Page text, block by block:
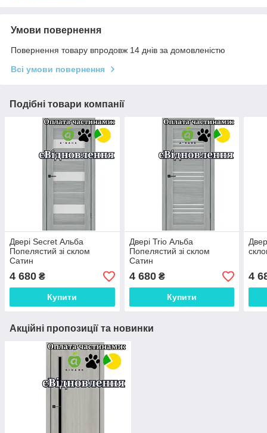
Умови повернення
Повернення товару впродовж 14 днів за домовленістю
Всі умови повернення
Подібні товари компанії
Двері Secret Альба
Попелястий зі склом
Сатин
4 680 ₴
Купити
Двері Trio Альба
Попелястий зі склом
Сатин
4 680₴
Купити
4
Акційні пропозиції та новинки